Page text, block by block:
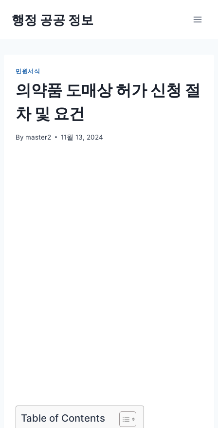
행정 공공 정보
민원서식
의약품 도매상 허가 신청 절
차 및 요건
By master2 11월 13, 2024
Table of Contents